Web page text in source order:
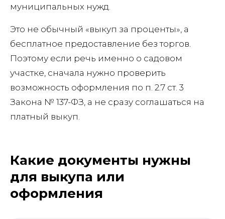
муниципальных нужд.
Это не обычный «выкуп за проценты», а
бесплатное предоставление без торгов.
Поэтому если речь именно о садовом
участке, сначала нужно проверить
возможность оформления по п. 2.7 ст. 3
Закона № 137-ФЗ, а не сразу соглашаться на
платный выкуп.
Какие документы нужны
для выкупа или
оформления